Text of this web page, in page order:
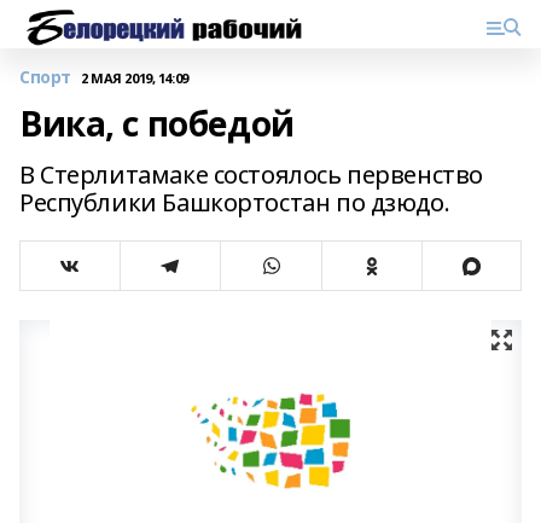
Спорт 2 МАЯ 2019, 14:09
Вика, с победой
В Стерлитамаке состоялось первенство
Республики Башкортостан по дзюдо.